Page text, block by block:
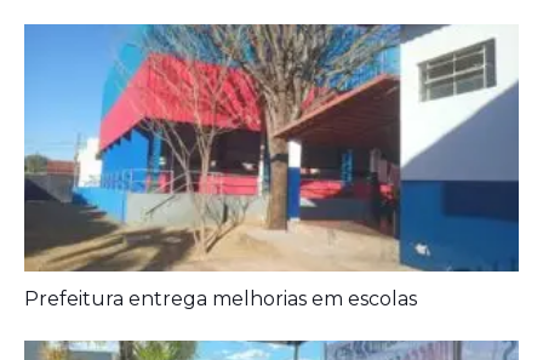
Prefeitura entrega melhorias em escolas